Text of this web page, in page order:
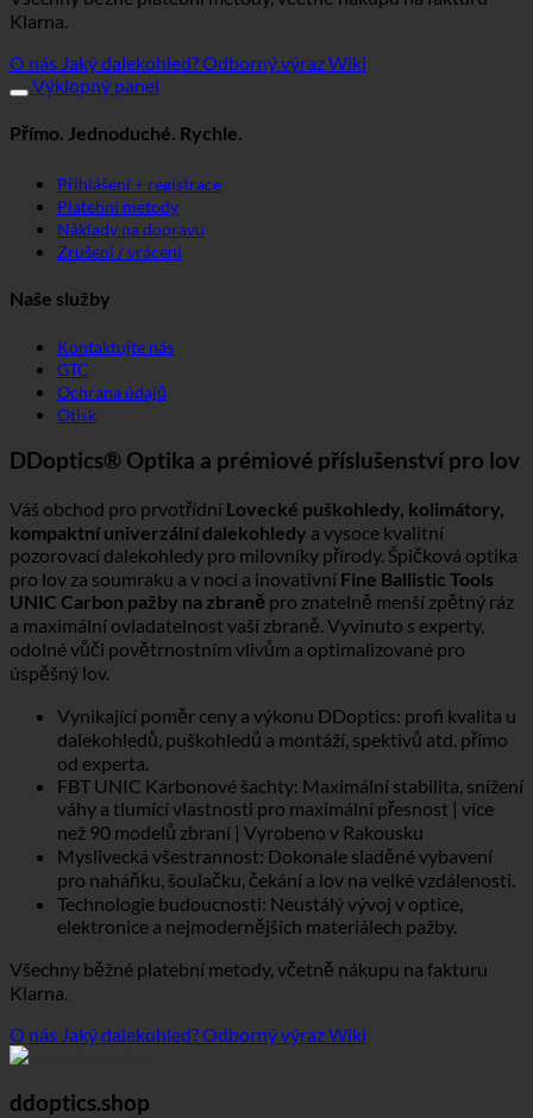
Klarna.
O nás Jaký dalekohled?Odborný výraz Wiki
Výklopný panel
Přímo. Jednoduché. Rychle.
Přihlášení + registrace
Platební metody
Náklady na dopravu
Zrušení / vrácení
Naše služby
Kontaktujte nás
GTC
Ochrana údajů
Otisk
DDoptics® Optika a prémiové příslušenství pro lov
Váš obchod pro prvotřídní Lovecké puškohledy, kolimátory,
kompaktní univerzální dalekohledy a vysoce kvalitní
pozorovací dalekohledy pro milovníky přírody. Špičková optika
pro lov za soumraku a v noci a inovativní Fine Ballistic Tools
UNIC Carbon pažby na zbraně pro znatelně menší zpětný ráz
a maximální ovladatelnost vaší zbraně. Vyvinuto s experty,
odolné vůči povětrnostním vlivům a optimalizované pro
úspěšný lov.
Vynikající poměr ceny a výkonu DDoptics: profi kvalita u
dalekohledů, puškohledů a montáží, spektivů atd. přímo
od experta.
FBT UNIC Karbonové šachty: Maximální stabilita, snížení
váhy a tlumící vlastnosti pro maximální přesnost | více
než 90 modelů zbraní | Vyrobeno v Rakousku
Myslivecká všestrannost: Dokonale sladěné vybavení
pro naháňku, šoulačku, čekání a lov na velké vzdálenosti.
Technologie budoucnosti: Neustálý vývoj v optice,
elektronice a nejmodernějších materiálech pažby.
Všechny běžné platební metody, včetně nákupu na fakturu
Klarna.
O nás Jaký dalekohled?Odborný výraz Wiki
ddoptics.shop